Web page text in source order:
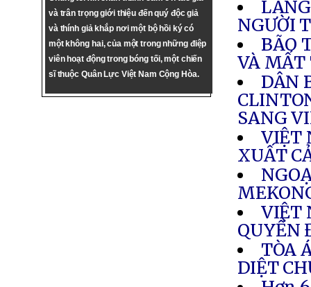
và trân trọng giới thiệu đến quý độc giả
và thính giả khắp nơi một bộ hồi ký có
một không hai, của một trong những điệp
viên hoạt động trong bóng tối, một chiến
sĩ thuộc Quân Lực Việt Nam Cộng Hòa.
NGƯỜI
BÃO
VÀ
DÂN
SANG
VIỆT
XUẤT
VIỆT
QUYỀN
TÒA
DIỆT